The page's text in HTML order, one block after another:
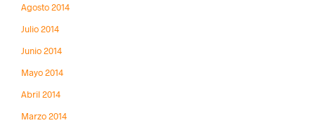
Agosto 2014
Julio 2014
Junio 2014
Mayo 2014
Abril 2014
Marzo 2014